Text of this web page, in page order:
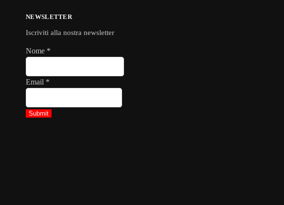
NEWSLETTER
Iscriviti alla nostra newsletter
Nome *
Email *
Submit